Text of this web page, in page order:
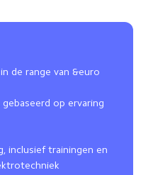
de range van &euro
op ervaring
inclusief trainingen en